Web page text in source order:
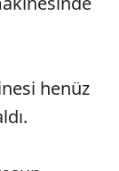
henüz